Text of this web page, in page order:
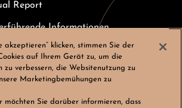
Report
Informationen
zur Einlagensicherung
Einstellungen
akzeptieren“ klicken, stimmen Sie der
auf Ihrem Gerät zu, um die
zu verbessern, die Websitenutzung zu
Marketingbemühungen zu
möchten Sie darüber informieren, dass